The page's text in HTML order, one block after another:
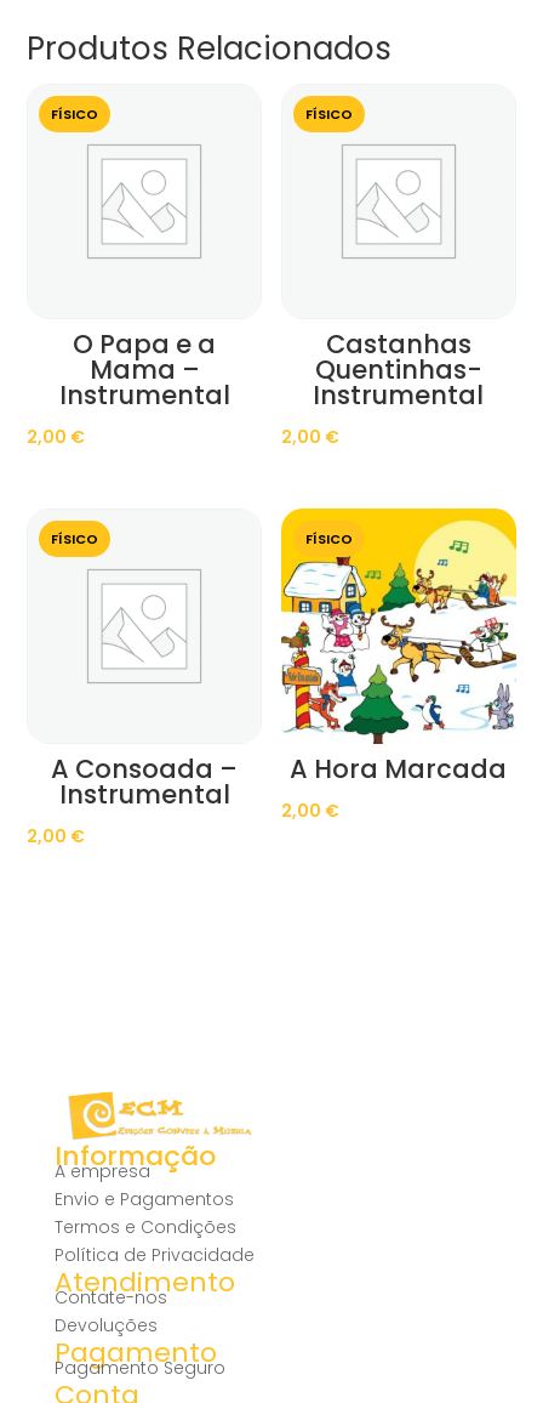
Produtos Relacionados
FÍSICO
O Papa e a
Mama –
Instrumental
2,00 €
FÍSICO
Castanhas
Quentinhas-
Instrumental
2,00 €
FÍSICO
A Consoada –
Instrumental
2,00 €
FÍSICO
A Hora Marcada
2,00 €
Informação
A empresa
Envio e Pagamentos
Termos e Condições
Política de Privacidade
Atendimento
Contate-nos
Devoluções
Pagamento
Pagamento Seguro
Conta